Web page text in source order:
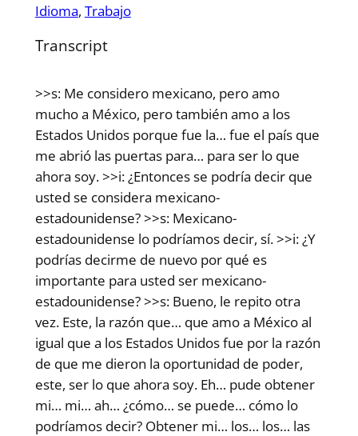
Idioma, Trabajo
Transcript
>>s: Me considero mexicano, pero amo
mucho a México, pero también amo a los
Estados Unidos porque fue la… fue el país que
me abrió las puertas para… para ser lo que
ahora soy. >>i: ¿Entonces se podría decir que
usted se considera mexicano-
estadounidense? >>s: Mexicano-
estadounidense lo podríamos decir, sí. >>i: ¿Y
podrías decirme de nuevo por qué es
importante para usted ser mexicano-
estadounidense? >>s: Bueno, le repito otra
vez. Este, la razón que… que amo a México al
igual que a los Estados Unidos fue por la razón
de que me dieron la oportunidad de poder,
este, ser lo que ahora soy. Eh… pude obtener
mi… mi… ah… ¿cómo… se puede… cómo lo
podríamos decir? Obtener mi… los… los… las